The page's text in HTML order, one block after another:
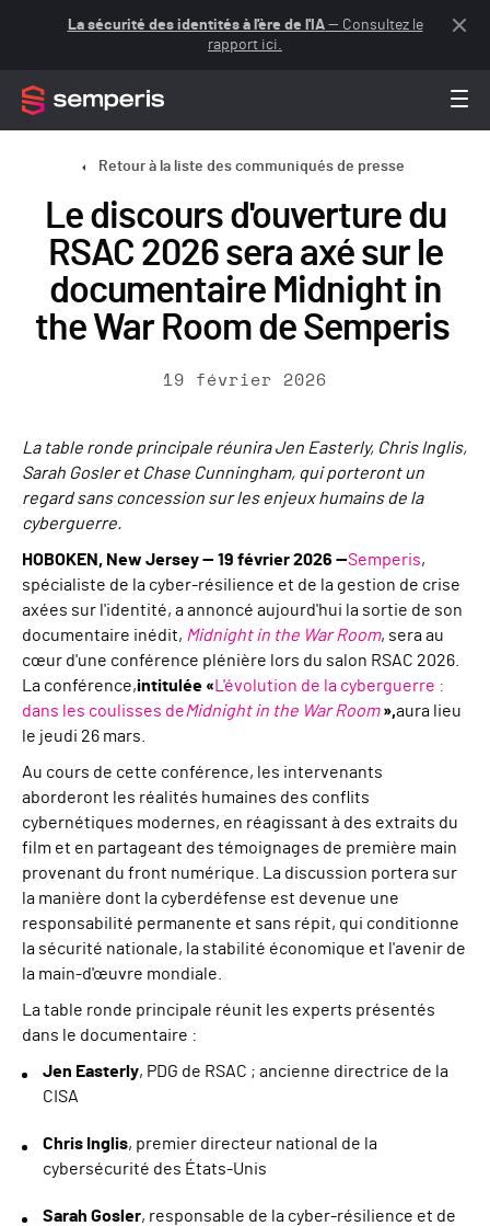
La sécurité des identités à l'ère de l'IA— Consultez le
rapport ici.
Retour à la liste des communiqués de presse
Le discours d'ouverture du
RSAC 2026 sera axé sur le
documentaire Midnight in
the War Room de Semperis
19 février 2026
La table ronde principale réunira Jen Easterly, Chris Inglis,
Sarah Gosler et Chase Cunningham, qui porteront un
regard sans concession sur les enjeux humains de la
cyberguerre.
HOBOKEN, New Jersey — 19 février 2026 —Semperis,
spécialiste de la cyber-résilience et de la gestion de crise
axées sur l'identité, a annoncé aujourd'hui la sortie de son
documentaire inédit, Midnight in the War Room, sera au
cœur d'une conférence plénière lors du salon RSAC 2026.
La conférence,intitulée « L'évolution de la cyberguerre :
dans les coulisses deMidnight in the War Room»,aura lieu
le jeudi 26 mars.
Au cours de cette conférence, les intervenants
aborderont les réalités humaines des conflits
cybernétiques modernes, en réagissant à des extraits du
film et en partageant des témoignages de première main
provenant du front numérique. La discussion portera sur
la manière dont la cyberdéfense est devenue une
responsabilité permanente et sans répit, qui conditionne
la sécurité nationale, la stabilité économique et l'avenir de
la main-d'œuvre mondiale.
La table ronde principale réunit les experts présentés
dans le documentaire :
Jen Easterly, PDG de RSAC ; ancienne directrice de la
CISA
Chris Inglis, premier directeur national de la
cybersécurité des États-Unis
Sarah Gosler, responsable de la cyber-résilience et de